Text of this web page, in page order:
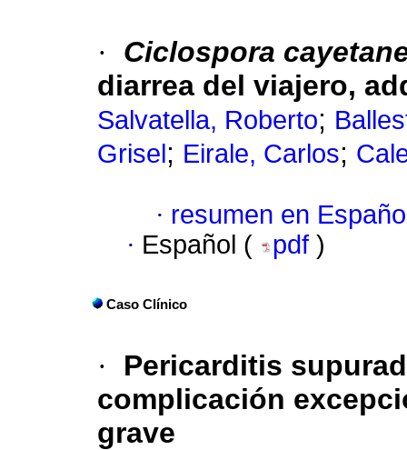
·
Ciclospora
diarrea del viajero,
Salvatella, Roberto;
Grisel ; Eirale, Carlos;
· resumen en
· Español ( pdf )
Caso Clínico
·
Pericarditis
complicación
grave